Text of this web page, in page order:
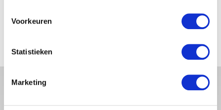
Voorkeuren
Statistieken
Marketing